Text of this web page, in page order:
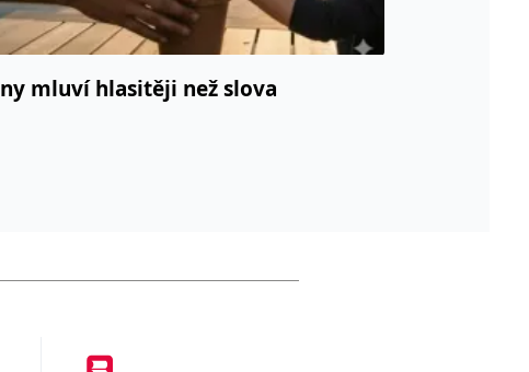
mluví hlasitěji než slova